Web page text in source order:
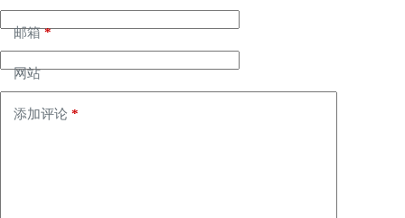
邮箱*
网站
添加评论 *